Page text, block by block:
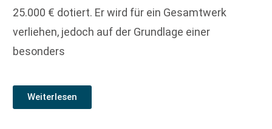
25.000 € dotiert. Er wird für ein Gesamtwerk
verliehen, jedoch auf der Grundlage einer
besonders
Weiterlesen